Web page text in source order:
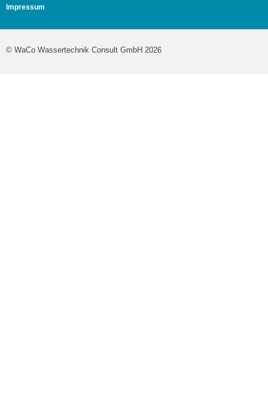
Impressum
© WaCo Wassertechnik Consult GmbH 2026